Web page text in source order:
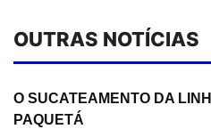
OUTRAS NOTÍCIAS
O SUCATEAMENTO DA
PAQUETÁ